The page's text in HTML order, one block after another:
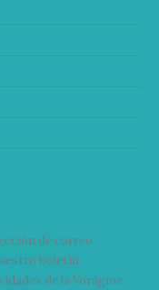
de correo
boletín
de la Vorágine.